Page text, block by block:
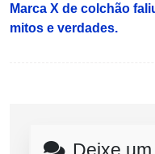
Post
Marca X de colchão
mitos e verdades.